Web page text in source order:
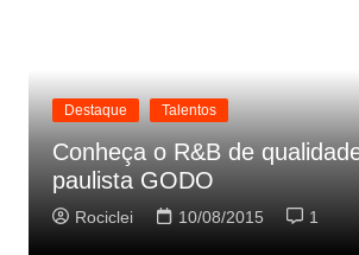
Destaque Talentos
Conheça o R&B de
paulista GODO
Rociclei 10/08/2015 1